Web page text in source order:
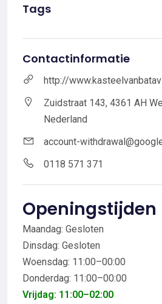
Tags
Contactinformatie
http://
Zuidstraat 143, 4361 AH
Nederland
account-
0118 571 371
Openingstijden
Maandag: Gesloten
Dinsdag: Gesloten
Woensdag: 11:00–00:00
Donderdag: 11:00–00:00
Vrijdag: 11:00–02:00